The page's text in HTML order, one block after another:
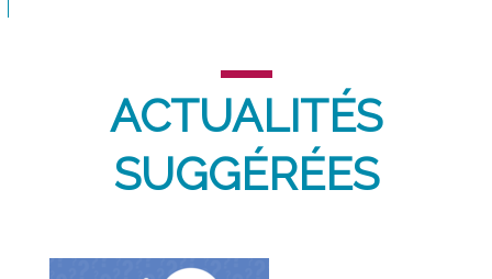
ACTUALITÉS
SUGGÉRÉES